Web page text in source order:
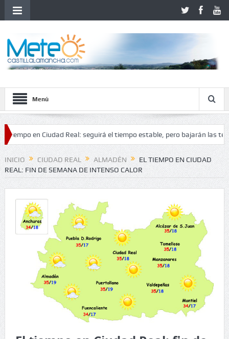
Menú
en Ciudad Real: seguirá el tiempo estable, pero bajarán las
INICIO CIUDAD REAL ALMADÉN
EL TIEMPO EN CIUDAD
REAL: FIN DE SEMANA DE INTENSO CALOR